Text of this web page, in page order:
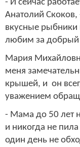
- И сейчас
Анатолий Скоков,
вкусные
любим за добрый
Мария
меня
крышей, и он
уважением
- Мама до 50 лет
и никогда не
один день не